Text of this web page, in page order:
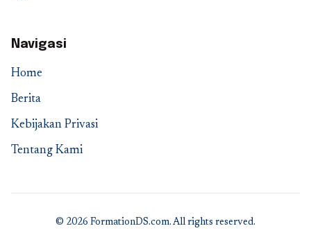
Navigasi
Home
Berita
Kebijakan Privasi
Tentang Kami
© 2026 FormationDS.com. All rights reserved.